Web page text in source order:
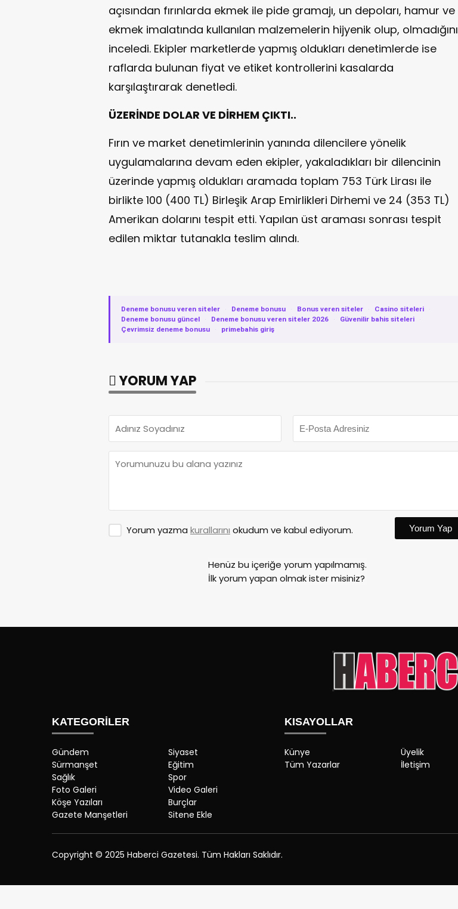
açısından fırınlarda ekmek ile pide gramajı, un depoları, hamur ve
ekmek imalatında kullanılan malzemelerin hijyenik olup, olmadığını
inceledi. Ekipler marketlerde yapmış oldukları denetimlerde ise
raflarda bulunan fiyat ve etiket kontrollerini kasalarda
karşılaştırarak denetledi.
ÜZERİNDE DOLAR VE DİRHEM ÇIKTI..
Fırın ve market denetimlerinin yanında dilencilere yönelik
uygulamalarına devam eden ekipler, yakaladıkları bir dilencinin
üzerinde yapmış oldukları aramada toplam 753 Türk Lirası ile
birlikte 100 (400 TL) Birleşik Arap Emirlikleri Dirhemi ve 24 (353 TL)
Amerikan dolarını tespit etti. Yapılan üst araması sonrası tespit
edilen miktar tutanakla teslim alındı.
Deneme bonusu veren siteler · Deneme bonusu · Bonus veren siteler · Casino siteleri
·
Deneme bonusu güncel
· Deneme bonusu veren siteler 2026 · Güvenilir bahis siteleri
·
Çevrimsiz deneme bonusu
· primebahis giriş
YORUM YAP
Yorum yazma kurallarını okudum ve kabul ediyorum. Yorum Yap
Henüz bu içeriğe yorum yapılmamış.
İlk yorum yapan olmak ister misiniz?
KATEGORİLER
Gündem
Siyaset
Sürmanşet
Eğitim
Sağlık
Spor
Foto Galeri
Video Galeri
Köşe Yazıları
Burçlar
Gazete Manşetleri
Sitene Ekle
KISAYOLLAR
Künye
Üyelik
Tüm Yazarlar
İletişim
Copyright © 2025 Haberci Gazetesi. Tüm Hakları Saklıdır.